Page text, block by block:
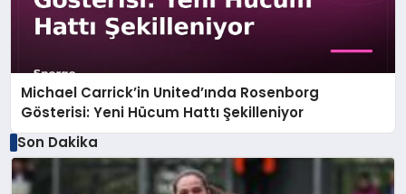
Michael Carrick’in United’ında Rosenborg
Gösterisi: Yeni Hücum Hattı Şekilleniyor
Son Dakika